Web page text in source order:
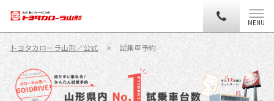
MENU
トヨタカローラ山形／公式 試乗車予約